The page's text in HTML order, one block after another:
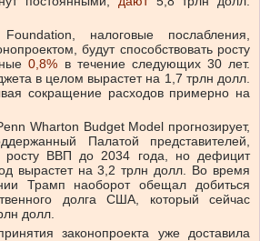
налоговые послабления,
будут способствовать росту
0,8% в течение следующих 30 лет.
в целом вырастет на 1,7 трлн долл.
сокращение расходов примерно на
Wharton Budget Model прогнозирует,
Палатой представителей,
росту ВВП до 2034 года, но дефицит
вырастет на 3,2 трлн долл. Во время
Трамп наоборот обещал добиться
долга США, который сейчас
долл.
законопроекта уже доставила